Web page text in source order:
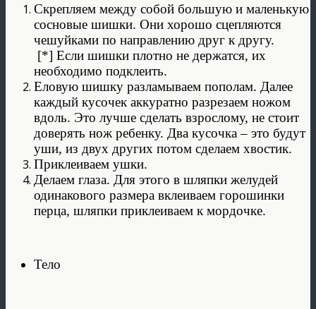
Скрепляем между собой большую и маленькую
сосновые шишки. Они хорошо сцепляются
чешуйками по направлению друг к другу.
[*] Если шишки плотно не держатся, их
необходимо подклеить.
Еловую шишку разламываем пополам. Далее
каждый кусочек аккуратно разрезаем ножом
вдоль. Это лучше сделать взрослому, не стоит
доверять нож ребенку. Два кусочка – это будут
уши, из двух других потом сделаем хвостик.
Приклеиваем ушки.
Делаем глаза. Для этого в шляпки желудей
одинакового размера вклеиваем горошинки
перца, шляпки приклеиваем к мордочке.
Тело